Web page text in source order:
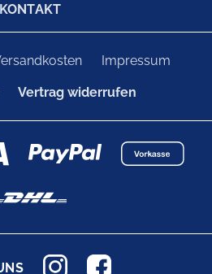
KONTAKT
Impressum
Vertrag widerrufen